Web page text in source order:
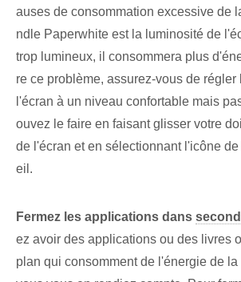
auses de consommation excessive de
ndle Paperwhite est la luminosité de
trop lumineux⁤, il consommera ⁤plus
re ce problème, assurez-vous de
l'écran à un niveau confortable mais
ouvez le faire en faisant glisser votre
de l'écran et en sélectionnant l'icône de
eil.
Fermez les applications dans
ez avoir des applications ou des ⁤livres
plan qui consomment de l'énergie de